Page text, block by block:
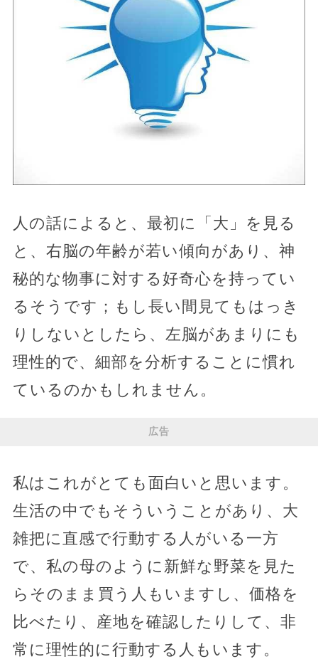
人の話によると、最初に「大」を見る
と、右脳の年齢が若い傾向があり、神
秘的な物事に対する好奇心を持ってい
るそうです；もし長い間見てもはっき
りしないとしたら、左脳があまりにも
理性的で、細部を分析することに慣れ
ているのかもしれません。
広告
私はこれがとても面白いと思います。
生活の中でもそういうことがあり、大
雑把に直感で行動する人がいる一方
で、私の母のように新鮮な野菜を見た
らそのまま買う人もいますし、価格を
比べたり、産地を確認したりして、非
常に理性的に行動する人もいます。